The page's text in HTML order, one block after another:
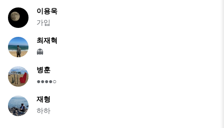
이용욱
가입
최재혁
👻
병훈
●●●●○
재형
하하